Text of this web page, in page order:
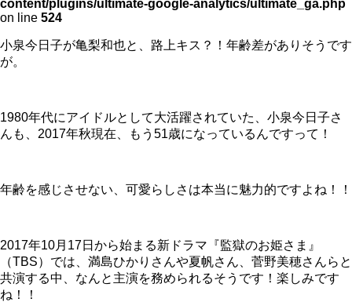
content/plugins/ultimate-google-analytics/ultimate_ga.php
on line 524
小泉今日子が亀梨和也と、路上キス？！年齢差がありそうです
が。
1980年代にアイドルとして大活躍されていた、小泉今日子さ
んも、2017年秋現在、もう51歳になっているんですって！
年齢を感じさせない、可愛らしさは本当に魅力的ですよね！！
2017年10月17日から始まる新ドラマ『監獄のお姫さま』
（TBS）では、満島ひかりさんや夏帆さん、菅野美穂さんらと
共演する中、なんと主演を務められるそうです！楽しみです
ね！！